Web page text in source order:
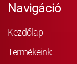
Navigáció
Kezdőlap
Termékeink